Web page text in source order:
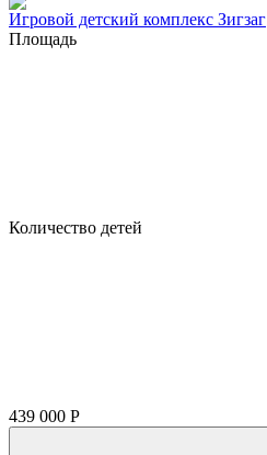
Игровой детский комплекс Зигзаг
Площадь
Количество детей
439 000 Р